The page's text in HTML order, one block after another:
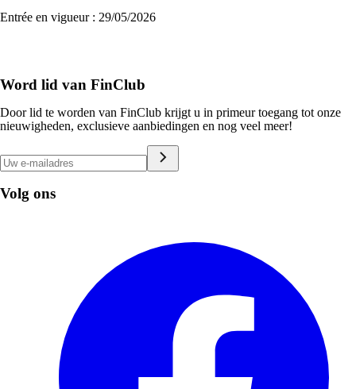
Entrée en vigueur : 29/05/2026
Word lid van FinClub
Door lid te worden van FinClub krijgt u in primeur toegang tot onze
nieuwigheden, exclusieve aanbiedingen en nog veel meer!
Volg ons